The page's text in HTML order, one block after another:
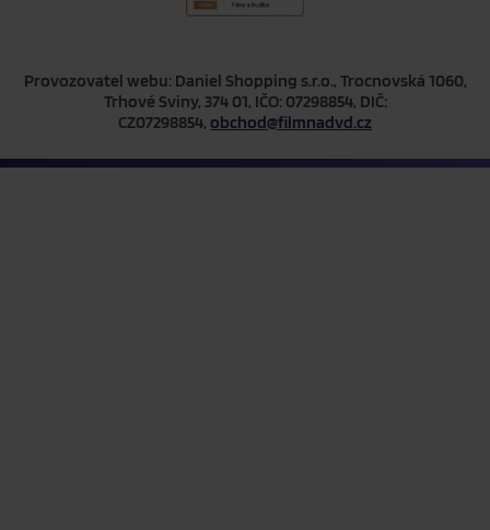
Provozovatel webu: Daniel Shopping s.r.o., Trocnovská 1060,
Trhové Sviny, 374 01, IČO: 07298854, DIČ:
CZ07298854, obchod@filmnadvd.cz